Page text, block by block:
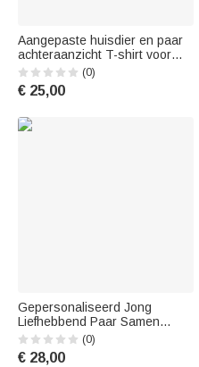
Aangepaste huisdier en paar
achteraanzicht T-shirt voor
huisdier Memorial Gift
(0)
€ 25,00
Gepersonaliseerd Jong
Liefhebbend Paar Samen
Vrolijk T-shirt Verjaardag
Dagelijks Dragen
(0)
€ 28,00